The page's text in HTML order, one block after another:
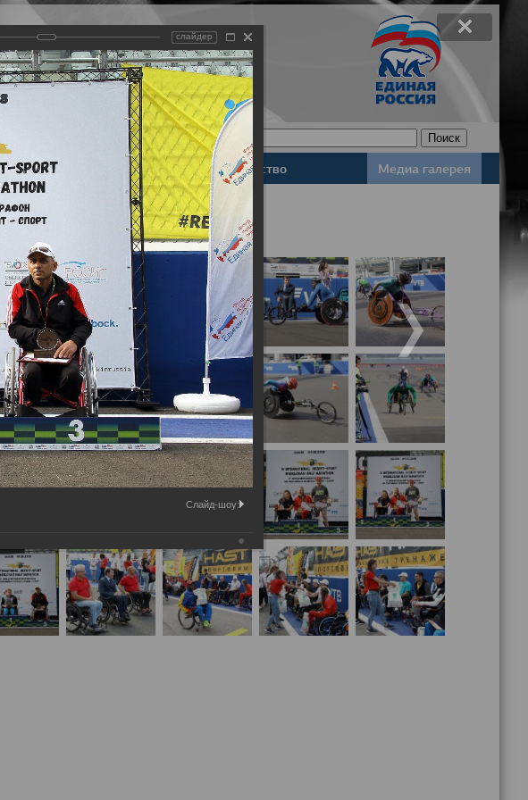
Базы данных Законодательство Медиа галерея
слайдер
Слайд-шоу: